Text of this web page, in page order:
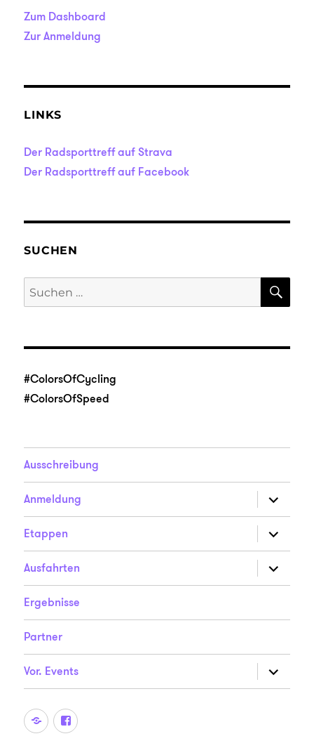
Zum Dashboard
Zur Anmeldung
LINKS
Der Radsporttreff auf Strava
Der Radsporttreff auf Facebook
SUCHEN
Suche
nach:
#ColorsOfCycling
#ColorsOfSpeed
Ausschreibung
Anmeldung
anzeigen
Etappen
anzeigen
Ausfahrten
anzeigen
Ergebnisse
Partner
Vor. Events
anzeigen
Der
Radsporttreff
Der